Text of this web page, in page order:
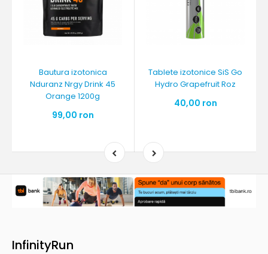
Bautura izotonica
Nduranz Nrgy Drink 45
Orange 1200g
99,00 ron
Tablete izotonice SiS Go
Hydro Grapefruit Roz
40,00 ron
InfinityRun